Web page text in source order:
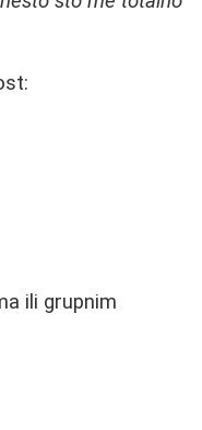
ili grupnim